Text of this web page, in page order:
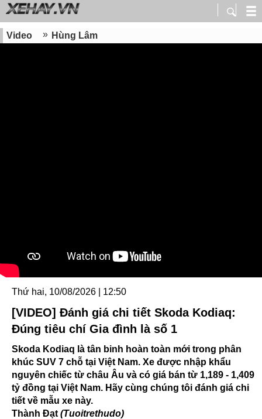
Video Hùng Lâm
Thứ hai, 10/08/2026 | 12:50
[VIDEO] Đánh giá chi tiết Skoda Kodiaq:
Đúng tiêu chí Gia đình là số 1
Skoda Kodiaq là tân binh hoàn toàn mới trong phân
khúc SUV 7 chỗ tại Việt Nam. Xe được nhập khẩu
nguyên chiếc từ châu Âu và có giá bán từ 1,189 - 1,409
tỷ đồng tại Việt Nam. Hãy cùng chúng tôi đánh giá chi
tiết về mẫu xe này.
Thành Đạt (Tuoitrethudo)